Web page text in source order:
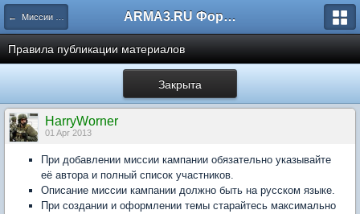
← Миссии и Кампании ARMA3.RU Форум
Правила публикации материалов
Закрыта
HarryWorner
01 Apr 2013
При добавлении миссии кампании обязательно указывайте
её автора и полный список участников.
Описание миссии кампании должно быть на русском языке.
При создании и оформлении темы старайтесь максимально